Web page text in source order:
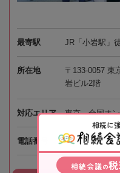
最寄駅 JR「小岩駅」
所在地
〒133-0057 東
岩ビル2階
対応エリア 東京、全国オ
電話番号 050-5268-8579
相続に
相続会議の